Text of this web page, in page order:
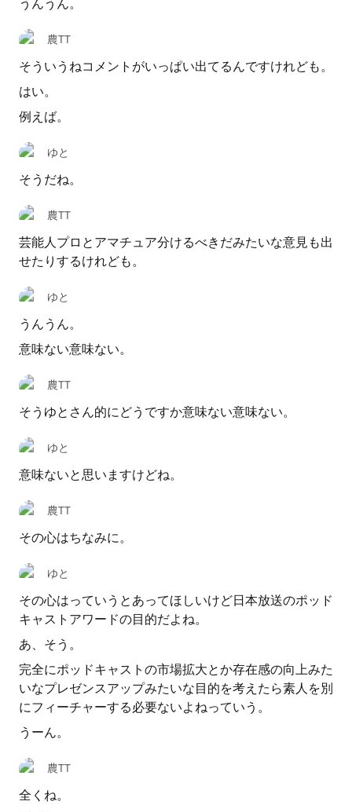
うんうん。
農TT
そういうねコメントがいっぱい出てるんですけれども。
はい。
例えば。
ゆと
そうだね。
農TT
芸能人プロとアマチュア分けるべきだみたいな意見も出
せたりするけれども。
ゆと
うんうん。
意味ない意味ない。
農TT
そうゆとさん的にどうですか意味ない意味ない。
ゆと
意味ないと思いますけどね。
農TT
その心はちなみに。
ゆと
その心はっていうとあってほしいけど日本放送のポッド
キャストアワードの目的だよね。
あ、そう。
完全にポッドキャストの市場拡大とか存在感の向上みた
いなプレゼンスアップみたいな目的を考えたら素人を別
にフィーチャーする必要ないよねっていう。
うーん。
農TT
全くね。